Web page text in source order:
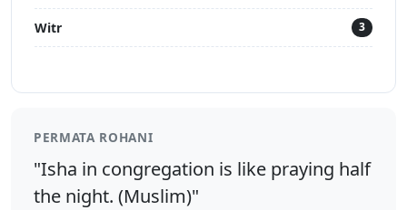
Witr 3
PERMATA ROHANI
"Isha in congregation is like praying half
the night. (Muslim)"